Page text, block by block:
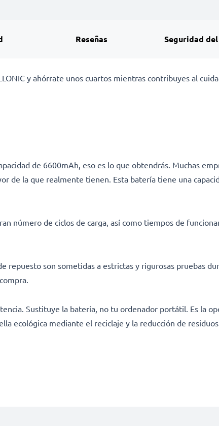
Reseñas Seguridad
y ahórrate unos cuartos mientras contribuyes al
de 6600mAh, eso es lo que obtendrás. Muchas
de la que realmente tienen. Esta batería tiene una
número de ciclos de carga, así como tiempos de
repuesto son sometidas a estrictas y rigurosas pruebas
Sustituye la batería, no tu ordenador portátil. Es la
ecológica mediante el reciclaje y la reducción de residuos